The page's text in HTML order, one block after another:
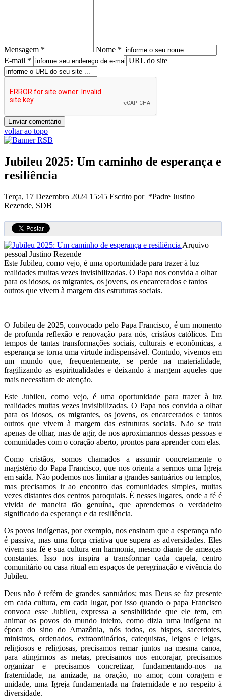
Mensagem *
Nome *
E-mail *
URL do site
voltar ao topo
Jubileu 2025: Um caminho de esperança e
resiliência
Terça, 17 Dezembro 2024 15:45 Escrito por *Padre Justino
Rezende, SDB
Arquivo
pessoal Justino Rezende
Este Jubileu, como vejo, é uma oportunidade para trazer à luz
realidades muitas vezes invisibilizadas. O Papa nos convida a olhar
para os idosos, os migrantes, os jovens, os encarcerados e tantos
outros que vivem à margem das estruturas sociais.
O Jubileu de 2025, convocado pelo Papa Francisco, é um momento
de profunda reflexão e renovação para nós, cristãos católicos. Em
tempos de tantas transformações sociais, culturais e econômicas, a
esperança se torna uma virtude indispensável. Contudo, vivemos em
um mundo que, frequentemente, se perde na materialidade,
fragilizando as espiritualidades e deixando à margem aqueles que
mais necessitam de atenção.
Este Jubileu, como vejo, é uma oportunidade para trazer à luz
realidades muitas vezes invisibilizadas. O Papa nos convida a olhar
para os idosos, os migrantes, os jovens, os encarcerados e tantos
outros que vivem à margem das estruturas sociais. Não se trata
apenas de olhar, mas de agir, de nos aproximarmos dessas pessoas e
comunidades com o coração aberto, prontos para aprender com elas.
Como cristãos, somos chamados a assumir concretamente o
magistério do Papa Francisco, que nos orienta a sermos uma Igreja
em saída. Não podemos nos limitar a grandes santuários ou templos,
mas precisamos ir ao encontro das comunidades simples, muitas
vezes distantes dos centros paroquiais. É nesses lugares, onde a fé é
vivida de maneira tão genuína, que aprendemos o verdadeiro
significado da esperança e da resiliência.
Os povos indígenas, por exemplo, nos ensinam que a esperança não
é passiva, mas uma força criativa que supera as adversidades. Eles
vivem sua fé e sua cultura em harmonia, mesmo diante de ameaças
constantes. Isso nos inspira a transformar cada capela, centro
comunitário ou casa ritual em espaços de peregrinação e vivência do
Jubileu.
Deus não é refém de grandes santuários; mas Deus se faz presente
em cada cultura, em cada lugar, por isso quando o papa Francisco
convoca esse Jubileu, expressa a sensibilidade que ele tem, em
animar os povos do mundo inteiro, como dizia uma indígena na
época do sino do Amazônia, nós todos, os bispos, sacerdotes,
ministros, ordenados, extraordinários, catequistas, leigos e leigas,
religiosos e religiosas, precisamos remar juntos na mesma canoa,
para atingirmos as metas, precisamos nos encorajar, precisamos
organizar e precisamos concretizar, fundamentando-nos na
fraternidade, na amizade, na oração, no amor, com coragem e
unidade, uma Igreja fundamentada na fraternidade e no respeito à
diversidade.